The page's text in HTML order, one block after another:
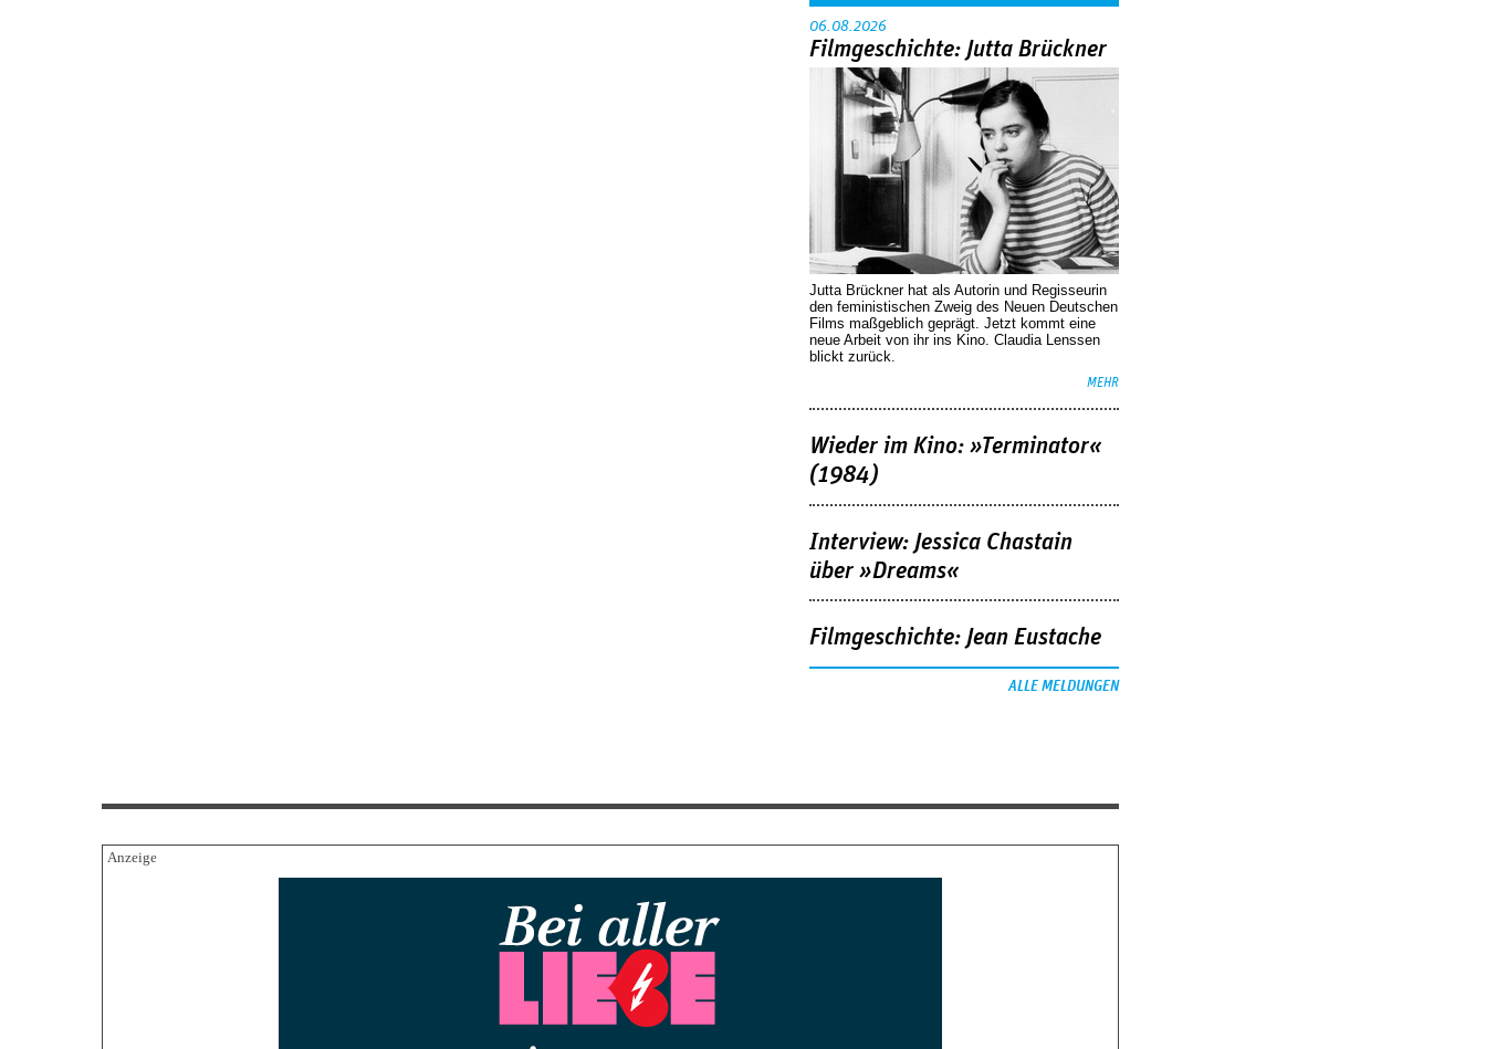
06.08.2026
Filmgeschichte: Jutta Brückner
Jutta Brückner hat als Autorin und Regisseurin
den feministischen Zweig des Neuen Deutschen
Films maßgeblich geprägt. Jetzt kommt eine
neue Arbeit von ihr ins Kino. Claudia Lenssen
blickt zurück.
MEHR
Wieder im Kino: »Terminator«
(1984)
Interview: Jessica Chastain
über »Dreams«
Filmgeschichte: Jean Eustache
ALLE MELDUNGEN